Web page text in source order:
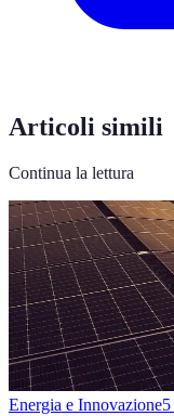
Articoli simili
Continua la lettura
Energia e Innovazione5